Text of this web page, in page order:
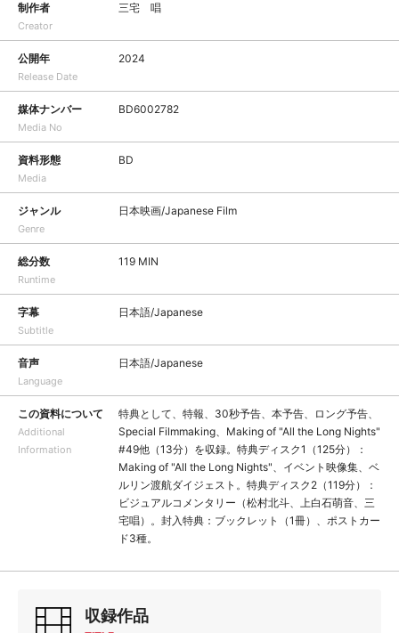
制作者
Creator
三宅 唱
公開年
Release Date
2024
媒体ナンバー
Media No
BD6002782
資料形態
Media
BD
ジャンル
Genre
日本映画/Japanese Film
総分数
Runtime
119 MIN
字幕
Subtitle
日本語/Japanese
音声
Language
日本語/Japanese
この資料について
Additional
Information
特典として、特報、30秒予告、本予告、ロング予告、
Special Filmmaking、Making of "All the Long Nights"
#49他（13分）を収録。特典ディスク1（125分）：
Making of "All the Long Nights"、イベント映像集、ベ
ルリン渡航ダイジェスト。特典ディスク2（119分）：
ビジュアルコメンタリー（松村北斗、上白石萌音、三
宅唱）。封入特典：ブックレット（1冊）、ポストカー
ド3種。
収録作品